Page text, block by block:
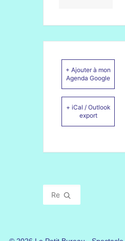
+ Ajouter à mon
Agenda Google
+ iCal / Outlook
export